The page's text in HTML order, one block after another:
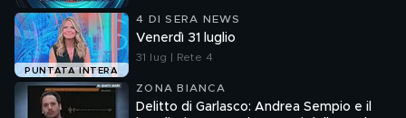
PUNTATA INTERA
4 DI SERA NEWS
Venerdì 31 luglio
31 lug | Rete 4
ZONA BIANCA
Delitto di Garlasco: Andrea Sempio e il